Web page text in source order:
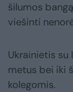
šilumos
viešinti
Ukrainietis
metus bei iki
kolegomis.